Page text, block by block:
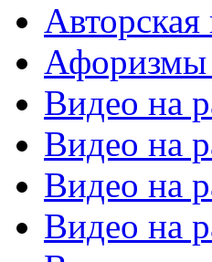
Авторская
Афоризмы
Видео на
Видео на
Видео на
Видео на